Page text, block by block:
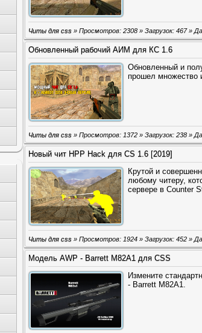
Читы для css » Просмотров: 2308 » Загрузок: 467 »
Обновленный рабочий АИМ для КС 1.6
Обновленный и
прошел множество
Читы для css » Просмотров: 1372 » Загрузок: 238 »
Новый чит HPP Hack для CS 1.6 [2019]
Крутой и
любому читеру,
сервере в Counter
Читы для css » Просмотров: 1924 » Загрузок: 452 »
Модель AWP - Barrett M82A1 для CSS
Измените
- Barrett M82A1.